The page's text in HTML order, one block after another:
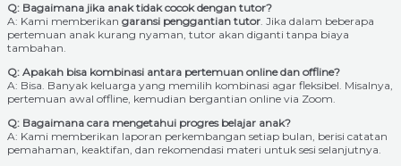
Q: Bagaimana jika anak tidak cocok dengan tutor?
A: Kami memberikan garansi penggantian tutor. Jika dalam beberapa
pertemuan anak kurang nyaman, tutor akan diganti tanpa biaya
tambahan.
Q: Apakah bisa kombinasi antara pertemuan online dan offline?
A: Bisa. Banyak keluarga yang memilih kombinasi agar fleksibel. Misalnya,
pertemuan awal offline, kemudian bergantian online via Zoom.
Q: Bagaimana cara mengetahui progres belajar anak?
A: Kami memberikan laporan perkembangan setiap bulan, berisi catatan
pemahaman, keaktifan, dan rekomendasi materi untuk sesi selanjutnya.